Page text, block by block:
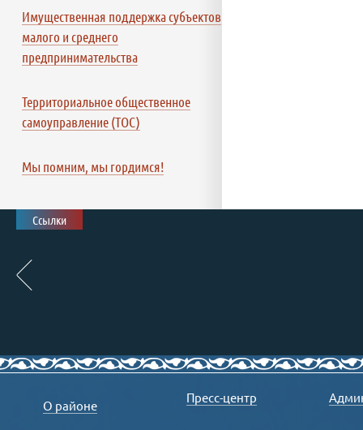
Имущественная поддержка субъектов
малого и среднего
предпринимательства
Территориальное общественное
самоуправление (ТОС)
Мы помним, мы гордимся!
Ссылки
О районе
Пресс-центр